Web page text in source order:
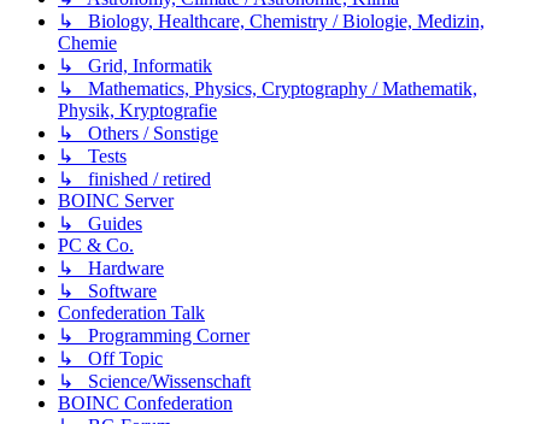
↳ Biology, Healthcare, Chemistry / Biologie, Medizin,
Chemie
↳ Grid, Informatik
↳ Mathematics, Physics, Cryptography / Mathematik,
Physik, Kryptografie
↳ Others / Sonstige
↳ Tests
↳ finished / retired
BOINC Server
↳ Guides
PC & Co.
↳ Hardware
↳ Software
Confederation Talk
↳ Programming Corner
↳ Off Topic
↳ Science/Wissenschaft
BOINC Confederation